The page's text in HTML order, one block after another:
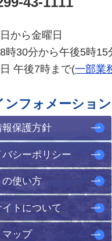
から金曜日
時30分から午後5時15
午後7時まで(一部業
ンフォメーション
保護方針
バシーポリシー
使い方
イトについて
ップ